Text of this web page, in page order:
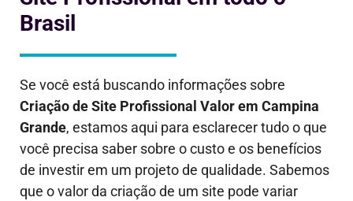
Brasil
Se você está buscando informações sobre
Criação de Site Profissional Valor em Campina
Grande, estamos aqui para esclarecer tudo o que
você precisa saber sobre o custo e os benefícios
de investir em um projeto de qualidade. Sabemos
que o valor da criação de um site pode variar